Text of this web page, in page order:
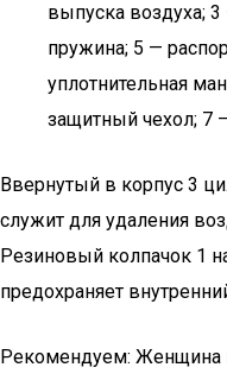
выпуска воздуха;
пружина; 5 —
уплотнительная
защитный чехол; 7
Ввернутый в корпус 3
служит для удаления
Резиновый колпачок 1
предохраняет
Рекомендуем: Женщина